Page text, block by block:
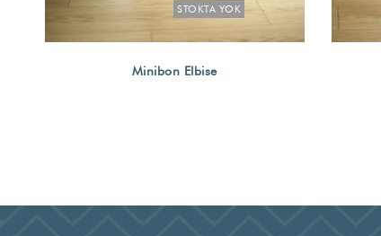
STOKTA YOK
Minibon Elbise